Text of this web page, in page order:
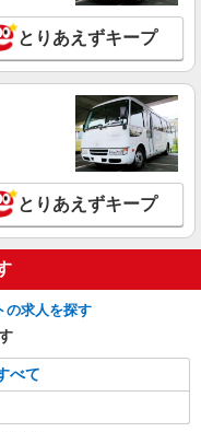
詳細を見る
要＆面接なし！駅チカ
＜日払い有/週払い有/交
む)＞
り駅：新横浜≫
詳細を見る
とりあえずキープ
とりあえずキープ
の求人を探す
べて